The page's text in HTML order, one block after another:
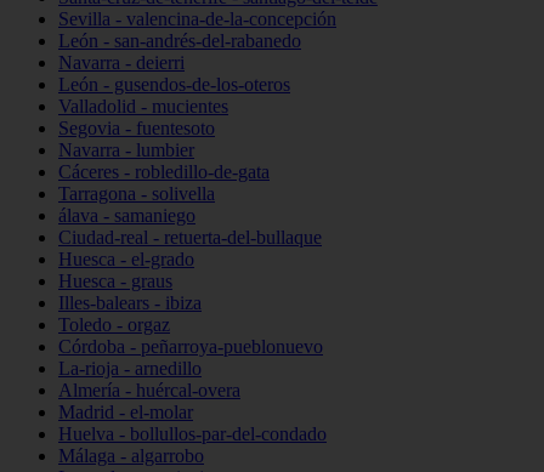
Sevilla - valencina-de-la-concepción
León - san-andrés-del-rabanedo
Navarra - deierri
León - gusendos-de-los-oteros
Valladolid - mucientes
Segovia - fuentesoto
Navarra - lumbier
Cáceres - robledillo-de-gata
Tarragona - solivella
álava - samaniego
Ciudad-real - retuerta-del-bullaque
Huesca - el-grado
Huesca - graus
Illes-balears - ibiza
Toledo - orgaz
Córdoba - peñarroya-pueblonuevo
La-rioja - arnedillo
Almería - huércal-overa
Madrid - el-molar
Huelva - bollullos-par-del-condado
Málaga - algarrobo